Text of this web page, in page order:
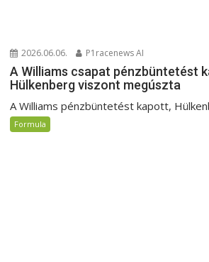
2026.06.06. P1racenews AI
A Williams csapat pénzbüntetést
Hülkenberg viszont megúszta
A Williams pénzbüntetést kapott,
Formula